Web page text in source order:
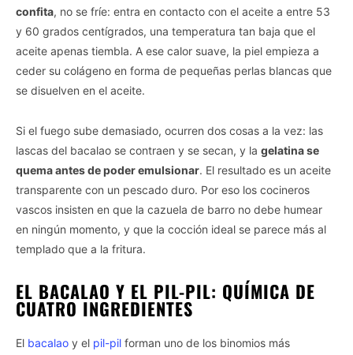
confita, no se fríe: entra en contacto con el aceite a entre 53
y 60 grados centígrados, una temperatura tan baja que el
aceite apenas tiembla. A ese calor suave, la piel empieza a
ceder su colágeno en forma de pequeñas perlas blancas que
se disuelven en el aceite.
Si el fuego sube demasiado, ocurren dos cosas a la vez: las
lascas del bacalao se contraen y se secan, y la gelatina se
quema antes de poder emulsionar. El resultado es un aceite
transparente con un pescado duro. Por eso los cocineros
vascos insisten en que la cazuela de barro no debe humear
en ningún momento, y que la cocción ideal se parece más al
templado que a la fritura.
EL BACALAO Y EL PIL-PIL: QUÍMICA DE
CUATRO INGREDIENTES
El bacalao y el pil-pil forman uno de los binomios más